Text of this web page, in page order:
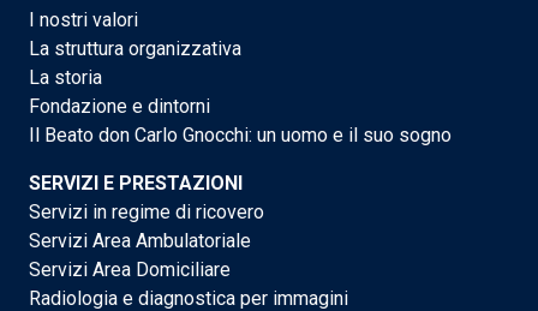
I nostri valori
La struttura organizzativa
La storia
Fondazione e dintorni
Il Beato don Carlo Gnocchi: un uomo e il suo sogno
SERVIZI E PRESTAZIONI
Servizi in regime di ricovero
Servizi Area Ambulatoriale
Servizi Area Domiciliare
Radiologia e diagnostica per immagini